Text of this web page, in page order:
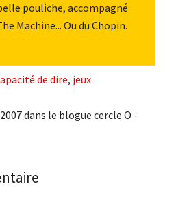
pouliche, accompagné
Machine... Ou du Chopin.
de dire, jeux
dans le blogue cercle O -